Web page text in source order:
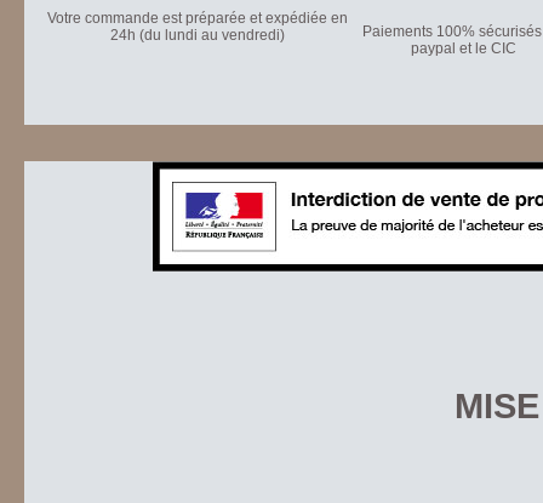
Votre commande est préparée et expédiée en
24h (du lundi au vendredi)
Paiements 100%
paypal et le CIC